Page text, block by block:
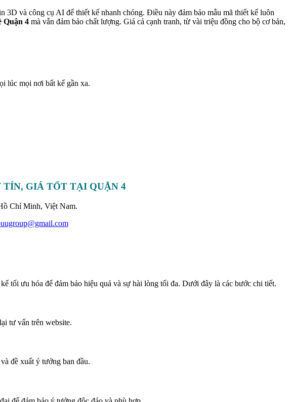
3D và công cụ AI để thiết kế nhanh chóng. Điều này đảm bảo mẫu mã thiết kế luôn
Quận 4 mà vẫn đảm bảo chất lượng. Giá cả cạnh tranh, từ vài triệu đồng cho bộ cơ bản,
lúc mọi nơi bất kể gần xa.
GIÁ TỐT TẠI QUẬN 4
Chí Minh, Việt Nam.
tối ưu hóa để đảm bảo hiệu quả và sự hài lòng tối đa. Dưới đây là các bước chi tiết.
tư vấn trên website.
đề xuất ý tưởng ban đầu.